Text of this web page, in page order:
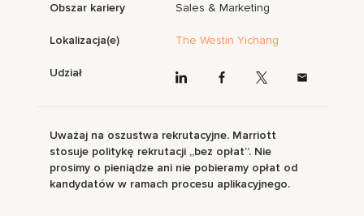
Obszar kariery Sales & Marketing
Lokalizacja(e) The Westin Yichang
Udział
Uważaj na oszustwa rekrutacyjne. Marriott
stosuje politykę rekrutacji „bez opłat”. Nie
prosimy o pieniądze ani nie pobieramy opłat od
kandydatów w ramach procesu aplikacyjnego.